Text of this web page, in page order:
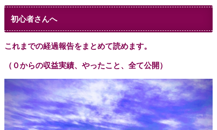
初心者さんへ
これまでの経過報告をまとめて読めます。
（０からの収益実績、やったこと、全て公開）